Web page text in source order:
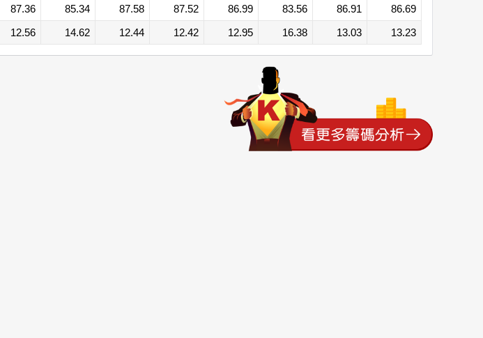
87.36 85.34 87.58 87.52 86.99 83.56 86.91
86.69
12.56 14.62 12.44 12.42 12.95 16.38 13.03 13.23